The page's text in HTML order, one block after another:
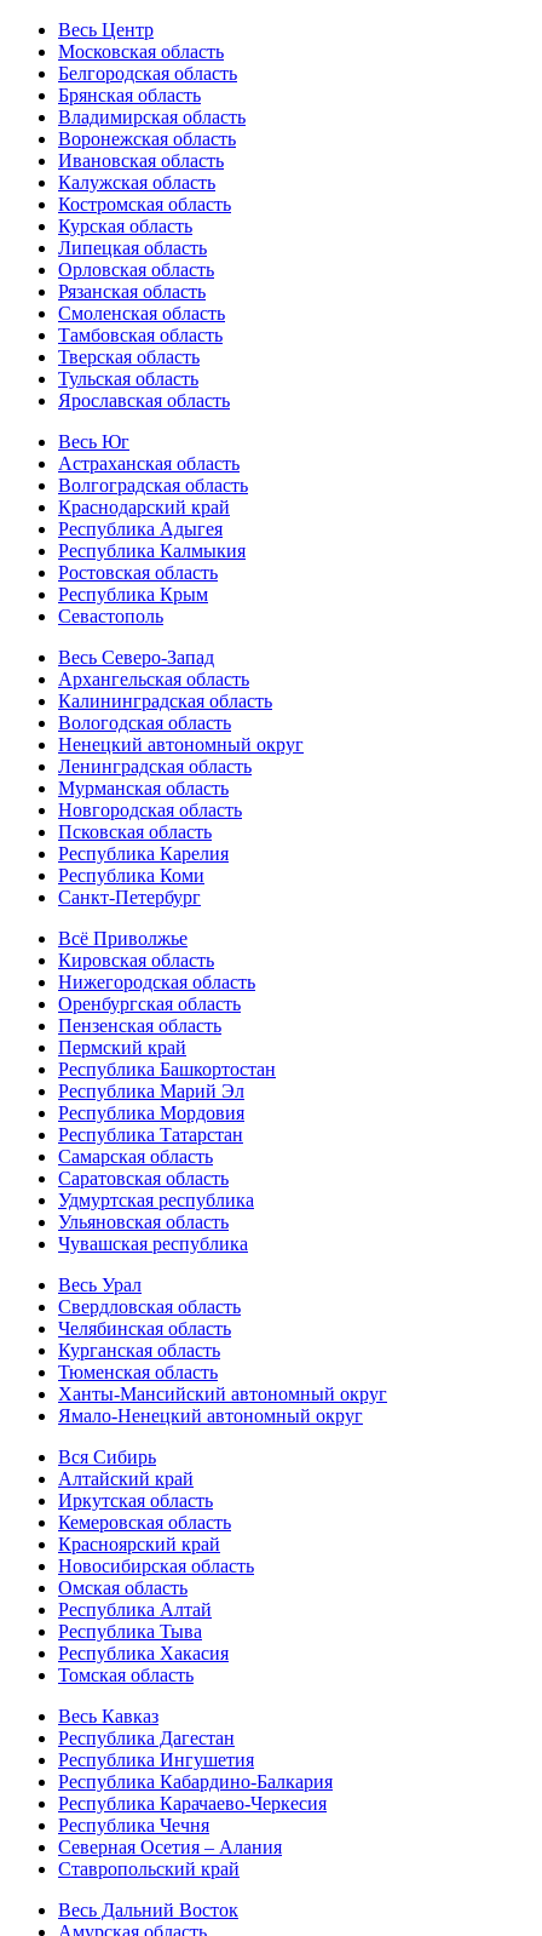
Весь Центр
Московская область
Белгородская область
Брянская область
Владимирская область
Воронежская область
Ивановская область
Калужская область
Костромская область
Курская область
Липецкая область
Орловская область
Рязанская область
Смоленская область
Тамбовская область
Тверская область
Тульская область
Ярославская область
Весь Юг
Астраханская область
Волгоградская область
Краснодарский край
Республика Адыгея
Республика Калмыкия
Ростовская область
Республика Крым
Севастополь
Весь Северо-Запад
Архангельская область
Калининградская область
Вологодская область
Ненецкий автономный округ
Ленинградская область
Мурманская область
Новгородская область
Псковская область
Республика Карелия
Республика Коми
Санкт-Петербург
Всё Приволжье
Кировская область
Нижегородская область
Оренбургская область
Пензенская область
Пермский край
Республика Башкортостан
Республика Марий Эл
Республика Мордовия
Республика Татарстан
Самарская область
Саратовская область
Удмуртская республика
Ульяновская область
Чувашская республика
Весь Урал
Свердловская область
Челябинская область
Курганская область
Тюменская область
Ханты-Мансийский автономный округ
Ямало-Ненецкий автономный округ
Вся Сибирь
Алтайский край
Иркутская область
Кемеровская область
Красноярский край
Новосибирская область
Омская область
Республика Алтай
Республика Тыва
Республика Хакасия
Томская область
Весь Кавказ
Республика Дагестан
Республика Ингушетия
Республика Кабардино-Балкария
Республика Карачаево-Черкесия
Республика Чечня
Северная Осетия – Алания
Ставропольский край
Весь Дальний Восток
Амурская область